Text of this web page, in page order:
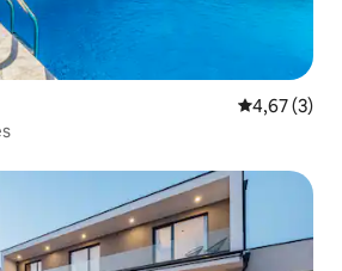
Évaluation
4,67 (3)